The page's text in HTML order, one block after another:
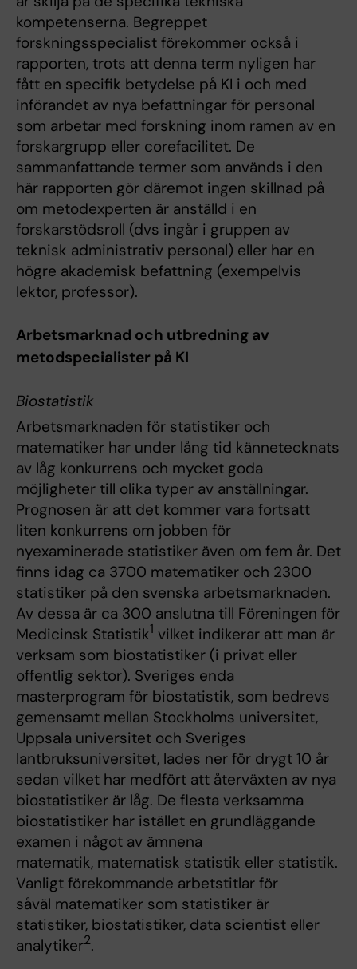
kompetenserna. Begreppet
forskningsspecialist förekommer också i
rapporten, trots att denna term nyligen har
fått en specifik betydelse på KI i och med
införandet av nya befattningar för personal
som arbetar med forskning inom ramen av en
forskargrupp eller corefacilitet. De
sammanfattande termer som används i den
här rapporten gör däremot ingen skillnad på
om metodexperten är anställd i en
forskarstödsroll (dvs ingår i gruppen av
teknisk administrativ personal) eller har en
högre akademisk befattning (exempelvis
lektor, professor).
Arbetsmarknad och utbredning av
metodspecialister på KI
Biostatistik
Arbetsmarknaden för statistiker och
matematiker har under lång tid kännetecknats
av låg konkurrens och mycket goda
möjligheter till olika typer av anställningar.
Prognosen är att det kommer vara fortsatt
liten konkurrens om jobben för
nyexaminerade statistiker även om fem år. Det
finns idag ca 3700 matematiker och 2300
statistiker på den svenska arbetsmarknaden.
Av dessa är ca 300 anslutna till Föreningen för
Medicinsk Statistik1 vilket indikerar att man är
verksam som biostatistiker (i privat eller
offentlig sektor). Sveriges enda
masterprogram för biostatistik, som bedrevs
gemensamt mellan Stockholms universitet,
Uppsala universitet och Sveriges
lantbruksuniversitet, lades ner för drygt 10 år
sedan vilket har medfört att återväxten av nya
biostatistiker är låg. De flesta verksamma
biostatistiker har istället en grundläggande
examen i något av ämnena
matematik, matematisk statistik eller statistik.
Vanligt förekommande arbetstitlar för
såväl matematiker som statistiker är
statistiker, biostatistiker, data scientist eller
analytiker2.